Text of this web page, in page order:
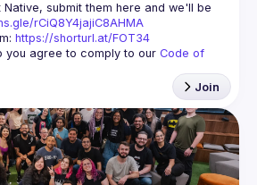
submit them here and we'll be
rCiQ8Y4jajiC8AHMA
https://shorturl.at/FOT34
you agree to comply to our Code of
Join